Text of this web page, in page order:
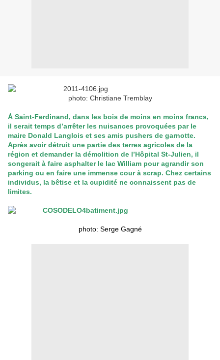
photo: Christiane Tremblay
À Saint-Ferdinand, dans les bois de moins en moins francs,
il serait temps d’arrêter les nuisances provoquées par le
maire Donald Langlois et ses amis pushers de garnotte.
Après avoir détruit une partie des terres agricoles de la
région et demander la démolition de l’Hôpital St-Julien, il
songerait à faire asphalter le lac William pour agrandir son
parking ou en faire une immense cour à scrap. Chez certains
individus, la bêtise et la cupidité ne connaissent pas de
limites.
photo: Serge Gagné